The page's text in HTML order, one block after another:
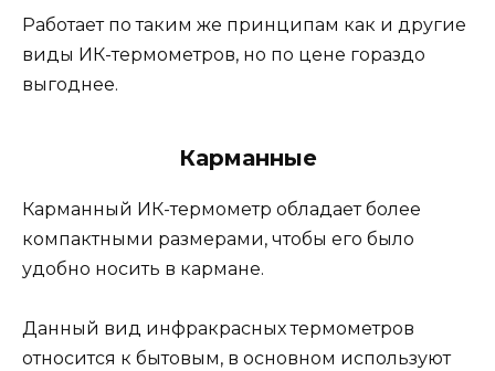
Работает по таким же принципам как и другие
виды ИК-термометров, но по цене гораздо
выгоднее.
Карманные
Карманный ИК-термометр обладает более
компактными размерами, чтобы его было
удобно носить в кармане.
Данный вид инфракрасных термометров
относится к бытовым, в основном используют